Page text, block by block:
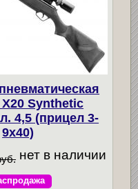
Synthetic
4,5 (прицел 3-
9х40)
нет в наличии